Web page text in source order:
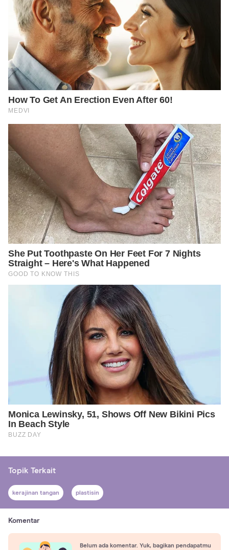
Topik Terkait
kerajinan tangan plastisin
Komentar
Belum ada komentar. Yuk, bagikan pendapatmu